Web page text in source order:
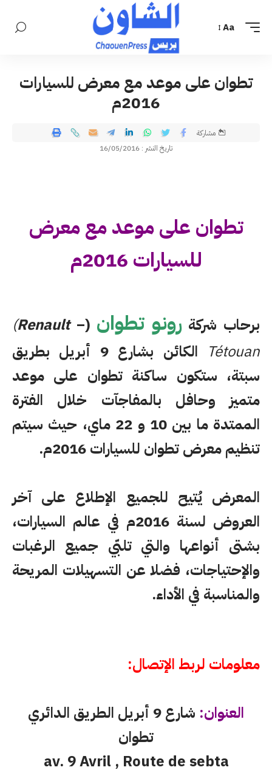
Aa
تطوان على موعد مع معرض للسيارات
2016م
تاريخ النشر : 16/05/2016
مشاركة
تطوان على موعد مع معرض
للسيارات 2016م
برحاب شركةرونو تطوان (
(Renault–
Tétouan
الكائن بشارع 9 أبريل بطريق
سبتة، ستكون ساكنة تطوان على موعد
متميز وحافل بالمفاجآت خلال الفترة
الممتدة ما بين 10 و 22 ماي، حيث سيتم
تنظيم معرض تطوان للسيارات 2016م.
المعرض يُتيح للجميع الإطلاع على آخر
العروض لسنة 2016م في عالم السيارات،
بشتى أنواعها والتي تلبّي جميع الرغبات
والإحتياجات، فضلا عن التسهيلات المريحة
والمناسبة في الأداء.
معلومات لربط الإتصال:
العنوان:
شارع 9 أبريل الطريق الدائري
تطوان
av. 9 Avril , Route de sebta